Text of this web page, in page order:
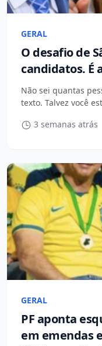
GERAL
O desafio de
candidatos. É
Não sei quantas
texto. Talvez você
3 semanas atrás
GERAL
PF aponta
em emendas